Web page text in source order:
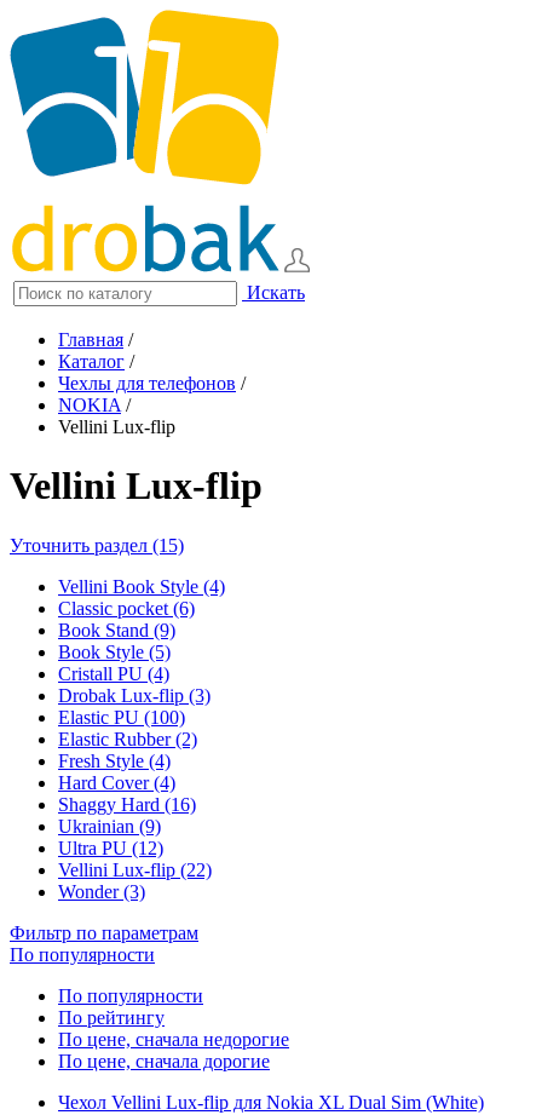
Искать
Главная /
Каталог /
Чехлы для телефонов /
NOKIA /
Vellini Lux-flip
Vellini Lux-flip
Уточнить раздел (15)
Vellini Book Style (4)
Classic pocket (6)
Book Stand (9)
Book Style (5)
Cristall PU (4)
Drobak Lux-flip (3)
Elastic PU (100)
Elastic Rubber (2)
Fresh Style (4)
Hard Cover (4)
Shaggy Hard (16)
Ukrainian (9)
Ultra PU (12)
Vellini Lux-flip (22)
Wonder (3)
Фильтр по параметрам
По популярности
По популярности
По рейтингу
По цене, сначала недорогие
По цене, сначала дорогие
Чехол Vellini Lux-flip для Nokia XL Dual Sim (White)